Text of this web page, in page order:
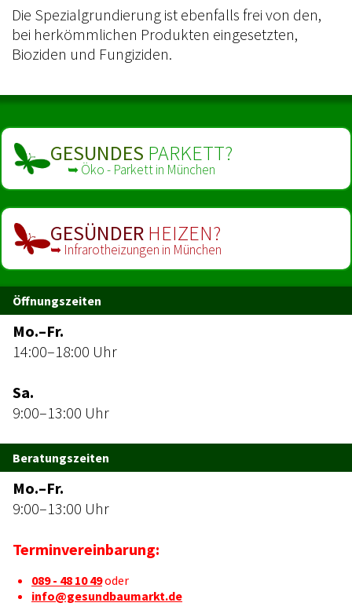
Die Spezialgrundierung ist ebenfalls frei von den,
bei herkömmlichen Produkten eingesetzten,
Bioziden und Fungiziden.
GESUNDES PARKETT?
➥ Öko - Parkett in München
GESÜNDER HEIZEN?
➥ Infrarot­heizungen in München
Öffnungszeiten
Mo.–Fr.
14:00–18:00 Uhr
Sa.
9:00–13:00 Uhr
Beratungszeiten
Mo.–Fr.
9:00–13:00 Uhr
Terminvereinbarung:
089 - 48 10 49oder
info@gesundbaumarkt.de